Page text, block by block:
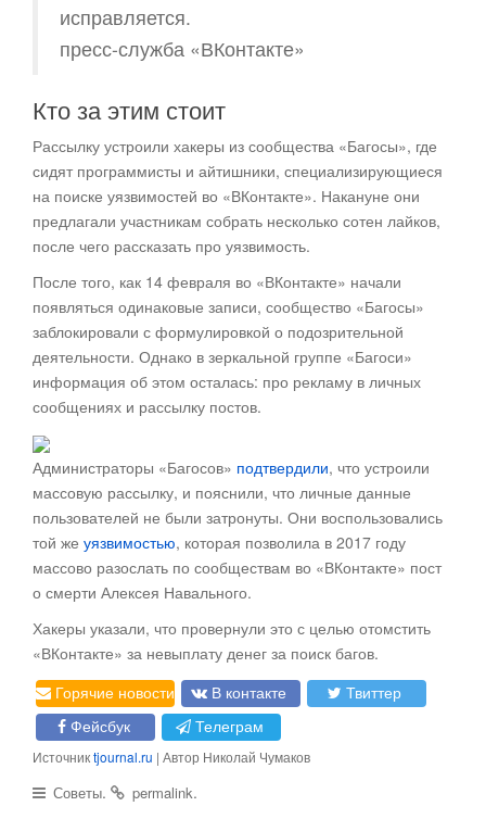
исправляется.
пресс-служба «ВКонтакте»
Кто за этим стоит
Рассылку устроили хакеры из сообщества «Багосы», где
сидят программисты и айтишники, специализирующиеся
на поиске уязвимостей во «ВКонтакте». Накануне они
предлагали участникам собрать несколько сотен лайков,
после чего рассказать про уязвимость.
После того, как 14 февраля во «ВКонтакте» начали
появляться одинаковые записи, сообщество «Багосы»
заблокировали с формулировкой о подозрительной
деятельности. Однако в зеркальной группе «Багоси»
информация об этом осталась: про рекламу в личных
сообщениях и рассылку постов.
Администраторы «Багосов» подтвердили, что устроили
массовую рассылку, и пояснили, что личные данные
пользователей не были затронуты. Они воспользовались
той же уязвимостью, которая позволила в 2017 году
массово разослать по сообществам во «ВКонтакте» пост
о смерти Алексея Навального.
Хакеры указали, что провернули это с целью отомстить
«ВКонтакте» за невыплату денег за поиск багов.
Горячие новости
В контакте
Твиттер
Фейсбук
Телеграм
Источникtjournal.ru | Автор Николай Чумаков
Советы. permalink.